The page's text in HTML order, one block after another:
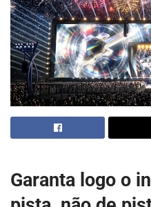
Garanta logo o